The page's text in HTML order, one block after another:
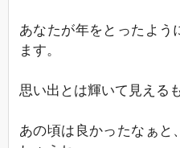
あなたが年をとったよう
ます。
思い出とは輝いて見える
あの頃は良かったなぁと